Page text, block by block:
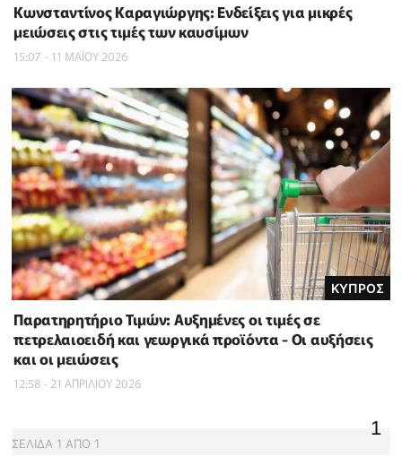
Κωνσταντίνος Καραγιώργης: Ενδείξεις για μικρές
μειώσεις στις τιμές των καυσίμων
15:07 - 11 ΜΑΪ́ΟΥ 2026
ΚΥΠΡΟΣ
Παρατηρητήριο Τιμών: Αυξημένες οι τιμές σε
πετρελαιοειδή και γεωργικά προϊόντα - Οι αυξήσεις
και οι μειώσεις
12:58 - 21 ΑΠΡΙΛΙΟΥ 2026
ΣΕΛΙΔΑ 1 ΑΠΟ 1
1